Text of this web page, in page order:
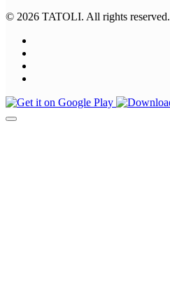
© 2026 TATOLI. All rights reserved.